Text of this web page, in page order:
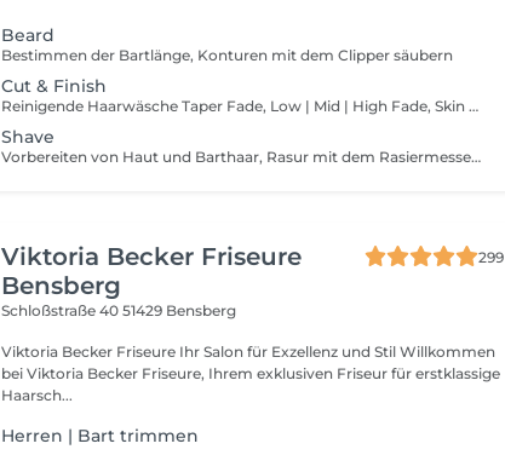
Beard
Bestimmen der Bartlänge, Konturen mit dem Clipper säubern
Cut & Finish
Reinigende Haarwäsche Taper Fade, Low | Mid | High Fade, Skin Fade,Drop Fade, Cut | French Cut inkl. Konturenrasur von Bart und Augenbrauen und warmer Kompresse
Shave
Vorbereiten von Haut und Barthaar, Rasur mit dem Rasiermesser, Pflege der Haut
Viktoria Becker Friseure
Bensberg
299
Schloßstraße 4051429 Bensberg
Viktoria Becker Friseure Ihr Salon für Exzellenz und Stil Willkommen
bei Viktoria Becker Friseure, Ihrem exklusiven Friseur für erstklassige
Haarsch...
Herren | Bart trimmen